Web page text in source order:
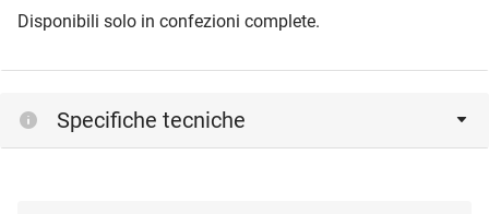
Disponibili solo in confezioni complete.
Specifiche tecniche